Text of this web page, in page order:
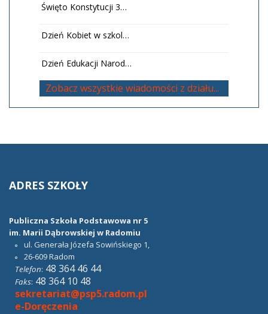
Święto Konstytucji 3…
Dzień Kobiet w szkol…
Dzień Edukacji Narod…
Zobacz wszystkie wiadomości z działu...
ADRES SZKOŁY
Publiczna Szkoła Podstawowa nr 5
im. Marii Dąbrowskiej w Radomiu
ul. Generała Józefa Sowińskiego 1,
26-609Radom
Telefon: 48 364 46 44
Faks: 48 364 10 48
sekretariat@psp5.radom.pl
e-Doręczenia